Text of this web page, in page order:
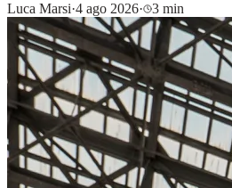
Luca Marsi·4 ago 2026· 3 min